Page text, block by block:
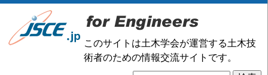
メ
このサイトは土木学会が運営する土木技
術者のための情報交流サイトです。